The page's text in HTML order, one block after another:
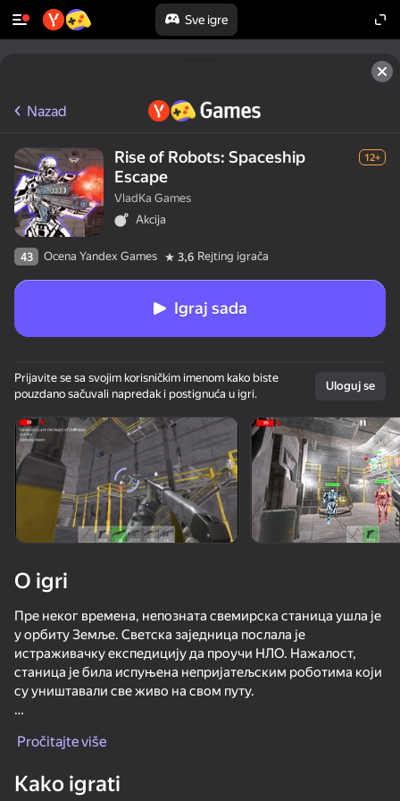
Sve igre
Rotirajte uređaj
Ova igra podržava samo pejzažna
orijentaciju
Bodycam Shooter
Nazad
Rise of Robots: Spaceship
Escape
12+
VladKa Games
Akcija
43 Ocena Yandex Games 3,6 Rejting igrača
Igraj sada
Prijavite se sa svojim korisničkim imenom kako biste
pouzdano sačuvali napredak i postignuća u igri.
Uloguj se
O igri
Пре неког времена, непозната свемирска станица ушла је
у орбиту Земље. Светска заједница послала је
истраживачку експедицију да проучи НЛО. Нажалост,
станица је била испуњена непријатељским роботима који
су уништавали све живо на свом путу.
Мораћете да се борите против хорди робота и будете
комплете за прву помоћ и муницију и уништите све
Pročitajte više
Kako igrati